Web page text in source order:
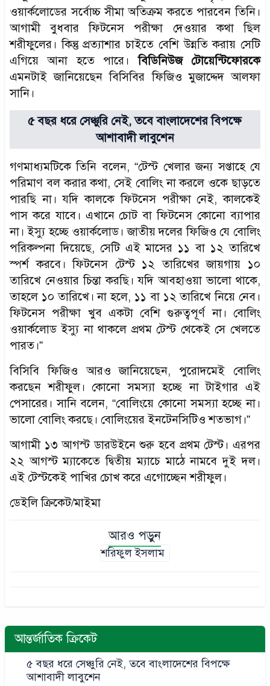
ওয়ার্কলোডের সর্বোচ্চ সীমা অতিক্রম করতে পারবেন তিনি।
আগামী বুধবার ফিটনেস পরীক্ষা দেওয়ার কথা ছিল
শরীফুলের। কিন্তু প্রত্যাশার চাইতে বেশি উন্নতি করায় সেটি
এগিয়ে আনা হতে পারে।বিডিনিউজ টোয়েন্টিফোরকে
এমনটাই জানিয়েছেন বিসিবির ফিজিও মুজাদ্দেদ আলফা
সানি।
৫ বছর ধরে সেঞ্চুরি নেই, তবে বাংলাদেশের বিপক্ষে
আশাবাদী লাবুশেন
গণমাধ্যমটিকে তিনি বলেন, “টেস্ট খেলার জন্য সপ্তাহে যে
পরিমাণ বল করার কথা, সেই বোলিং না করলে ওকে ছাড়তে
পারছি না। যদি কালকে ফিটনেস পরীক্ষা নেই, কালকেই
পাস করে যাবে। এখানে চোট বা ফিটনেস কোনো ব্যাপার
না। ইস্যু হচ্ছে ওয়ার্কলোড। জাতীয় দলের ফিজিও যে বোলিং
পরিকল্পনা দিয়েছে, সেটি এই মাসের ১১ বা ১২ তারিখে
স্পর্শ করবে। ফিটনেস টেস্ট ১২ তারিখের জায়গায় ১০
তারিখে নেওয়ার চিন্তা করছি। যদি আবহাওয়া ভালো থাকে,
তাহলে ১০ তারিখে। না হলে, ১১ বা ১২ তারিখে নিয়ে নেব।
ফিটনেস পরীক্ষা খুব একটা বেশি গুরুত্বপূর্ণ না। বোলিং
ওয়ার্কলোড ইস্যু না থাকলে প্রথম টেস্ট থেকেই সে খেলতে
পারত।”
বিসিবি ফিজিও আরও জানিয়েছেন, পুরোদমেই বোলিং
করছেন শরীফুল। কোনো সমস্যা হচ্ছে না টাইগার এই
পেসারের। সানি বলেন, “বোলিংয়ে কোনো সমস্যা হচ্ছে না।
ভালো বোলিং করছে। বোলিংয়ের ইনটেনসিটিও শতভাগ।”
আগামী ১৩ আগস্ট ডারউইনে শুরু হবে প্রথম টেস্ট। এরপর
২২ আগস্ট ম্যাকেতে দ্বিতীয় ম্যাচে মাঠে নামবে দুই দল।
এই টেস্টকেই পাখির চোখ করে এগোচ্ছেন শরীফুল।
ডেইলি ক্রিকেট/মাইমা
আরও পড়ুন
শরিফুল ইসলাম
আন্তর্জাতিক ক্রিকেট
৫ বছর ধরে সেঞ্চুরি নেই, তবে বাংলাদেশের বিপক্ষে
আশাবাদী লাবুশেন